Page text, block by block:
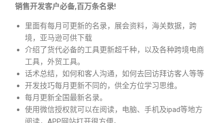
销售开发客户必备,百万条名录!
里面有每月可更新的名录，展会资料，海关数据，跨
境，亚马逊可供下载
介绍了货代必备的工具更新超千种，以及各种跨境电商
工具，外贸工具。
话术总结，如何和客人沟通，如何去回访拜访客人等等
开发技巧每月更新不同的，供全方位学习思维。
每月更新全国最新名录。
使用微信授权就可以在阅读，电脑、手机及ipad等地方